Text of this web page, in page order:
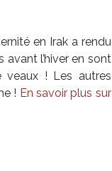
en Irak a rendu
avant l’hiver en sont
veaux ! Les autres
! En savoir plus sur